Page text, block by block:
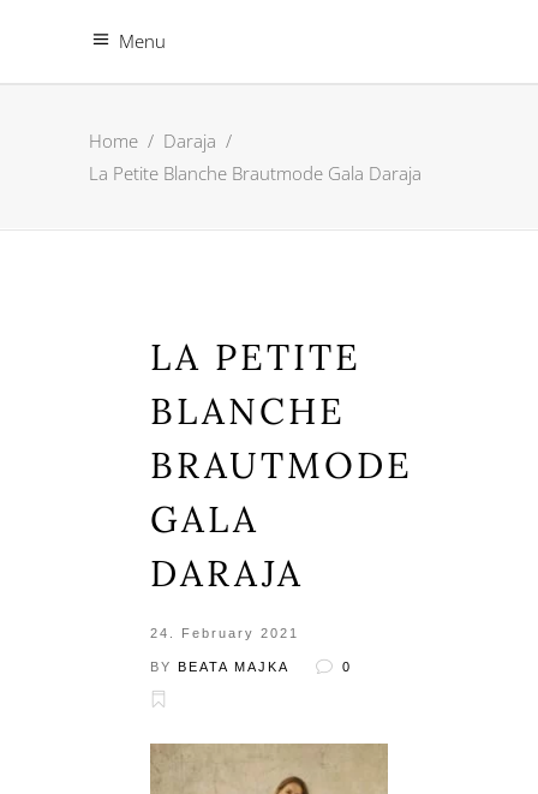
Menu
Home / Daraja /
La Petite Blanche Brautmode Gala Daraja
LA PETITE
BLANCHE
BRAUTMODE
GALA
DARAJA
24. February 2021
BY BEATA MAJKA 0